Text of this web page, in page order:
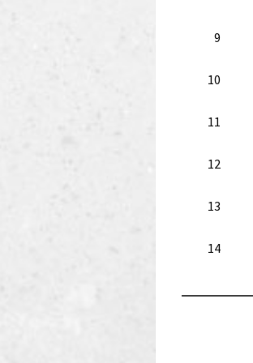
9
10
11
12
13
14